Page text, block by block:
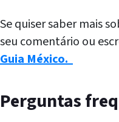
Se quiser saber mais
seu comentário ou
Guia México.
Perguntas